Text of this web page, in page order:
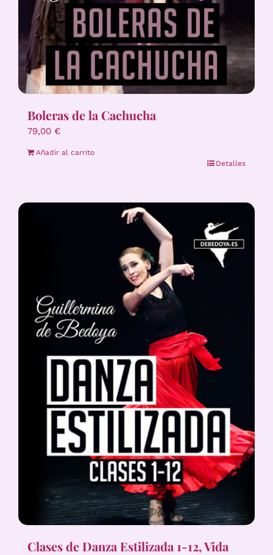
Boleras de la Cachucha
79,00 €
Añadir al carrito
Detalles
Clases de Danza Estilizada 1-12, Vida